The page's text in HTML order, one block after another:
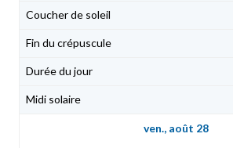
ven., août 28